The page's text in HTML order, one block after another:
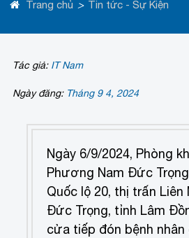
Trang chủ > Tin tức - Sự Kiện
Tác giả: IT Nam
Ngày đăng: Tháng 9 4, 2024
Ngày 6/9/2024, Phòng
Phương Nam Đức
Quốc lộ 20, thị trấn Liên
Đức Trọng, tỉnh Lâm
cửa tiếp đón bệnh nhân